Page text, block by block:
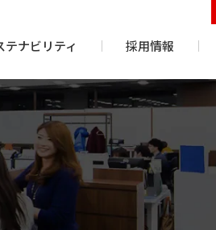
テナビリティ 採用情報